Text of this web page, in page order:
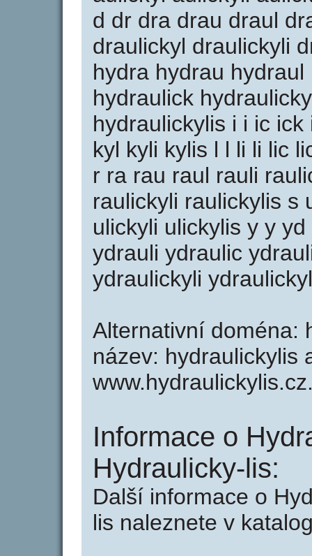
d dr dra drau draul
draulickyl draulickyli
hydra hydrau
hydraulick
hydraulickylis i i ic
kyl kyli kylis l l li li lic
r ra rau raul rauli
raulickyli raulickylis s
ulickyli ulickylis y y
ydrauli ydraulic
ydraulickyli
Alternativní doména:
název: hydraulickylis
Informace o
Hydraulicky-lis:
Další informace o
lis naleznete v